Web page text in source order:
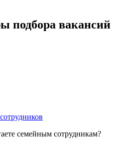
подбора вакансий
семейным сотрудникам?